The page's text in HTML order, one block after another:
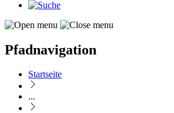
Pfadnavigation
Startseite
...